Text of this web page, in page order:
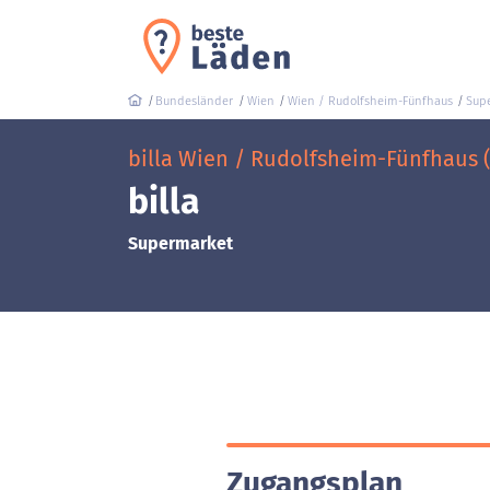
Bundesländer Wien Wien / Rudolfsheim-Fünfhaus
billa Wien / Rudolfsheim-Fünfhaus
billa
Supermarket